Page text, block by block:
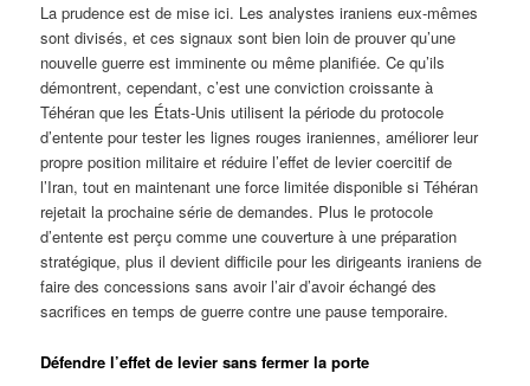
La prudence est de mise ici. Les analystes iraniens eux-mêmes
sont divisés, et ces signaux sont bien loin de prouver qu’une
nouvelle guerre est imminente ou même planifiée. Ce qu’ils
démontrent, cependant, c’est une conviction croissante à
Téhéran que les États-Unis utilisent la période du protocole
d’entente pour tester les lignes rouges iraniennes, améliorer leur
propre position militaire et réduire l’effet de levier coercitif de
l’Iran, tout en maintenant une force limitée disponible si Téhéran
rejetait la prochaine série de demandes. Plus le protocole
d’entente est perçu comme une couverture à une préparation
stratégique, plus il devient difficile pour les dirigeants iraniens de
faire des concessions sans avoir l’air d’avoir échangé des
sacrifices en temps de guerre contre une pause temporaire.
Défendre l’effet de levier sans fermer la porte